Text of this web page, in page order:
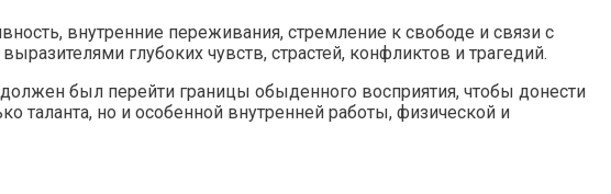
внутренние переживания, стремление к свободе и связи с
глубоких чувств, страстей, конфликтов и трагедий.
был перейти границы обыденного восприятия, чтобы донести
таланта, но и особенной внутренней работы, физической и